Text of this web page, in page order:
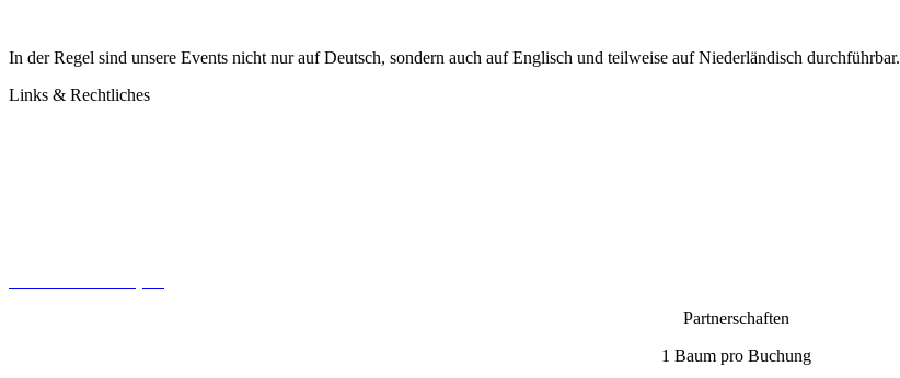
In der Regel sind unsere Events nicht nur auf Deutsch, sondern auch auf Englisch und teilweise auf Niederländisch durchführbar.
Links & Rechtliches
Partnerschaften
1 Baum pro Buchung